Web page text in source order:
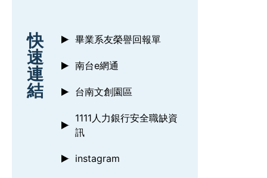
:::
快
速
連
結
畢業系友榮譽回報單
南台e網通
台南文創園區
1111人力銀行安全職缺資
訊
instagram